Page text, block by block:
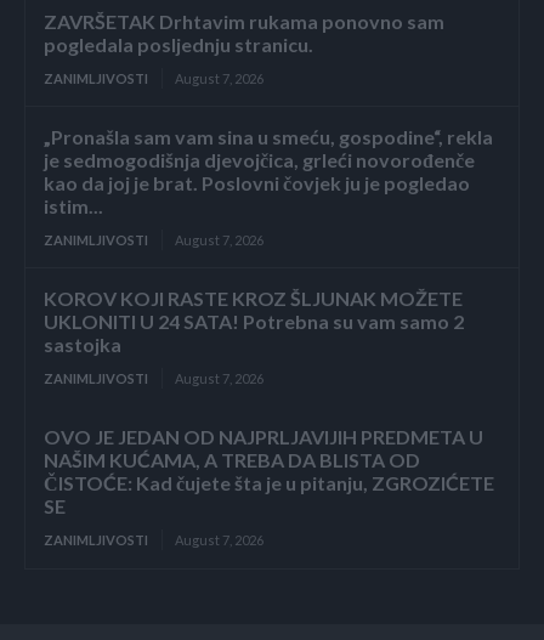
ZAVRŠETAK Drhtavim rukama ponovno sam
pogledala posljednju stranicu.
ZANIMLJIVOSTI August 7, 2026
„Pronašla sam vam sina u smeću, gospodine“, rekla
je sedmogodišnja djevojčica, grleći novorođenče
kao da joj je brat. Poslovni čovjek ju je pogledao
istim...
ZANIMLJIVOSTI August 7, 2026
KOROV KOJI RASTE KROZ ŠLJUNAK MOŽETE
UKLONITI U 24 SATA! Potrebna su vam samo 2
sastojka
ZANIMLJIVOSTI August 7, 2026
OVO JE JEDAN OD NAJPRLJAVIJIH PREDMETA U
NAŠIM KUĆAMA, A TREBA DA BLISTA OD
ČISTOĆE: Kad čujete šta je u pitanju, ZGROZIĆETE
SE
ZANIMLJIVOSTI August 7, 2026